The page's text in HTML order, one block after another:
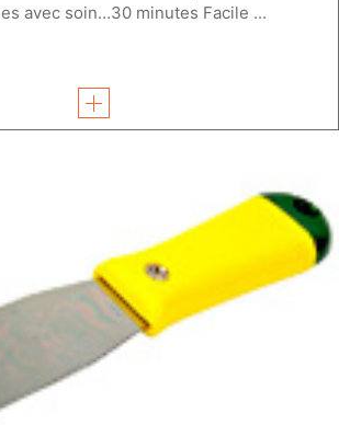
avec soin…30 minutes Facile ...